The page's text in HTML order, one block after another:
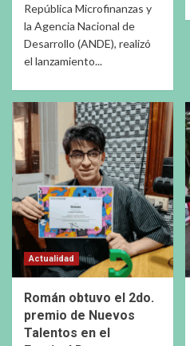
República Microfinanzas y
la Agencia Nacional de
Desarrollo (ANDE), realizó
el lanzamiento...
Actualidad
Román obtuvo el 2do.
premio de Nuevos
Talentos en el